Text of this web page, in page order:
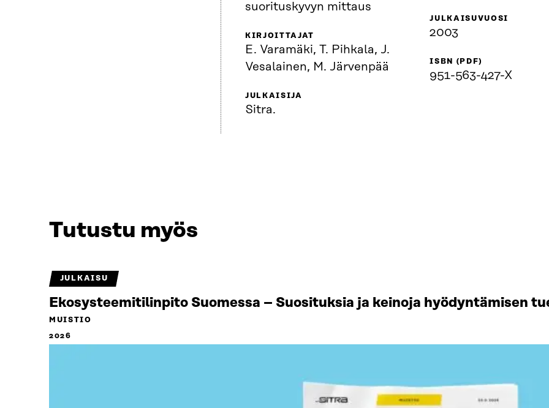
suorituskyvyn mittaus
KIRJOITTAJAT
E. Varamäki, T. Pihkala, J.
Vesalainen, M. Järvenpää
JULKAISIJA
Sitra.
JULKAISUVUOSI
2003
ISBN (PDF)
951-563-427-X
Tutustu myös
JULKAISU
Ekosysteemitilinpito Suomessa – Suosituksia ja keinoja hyödyntämisen
MUISTIO
2026